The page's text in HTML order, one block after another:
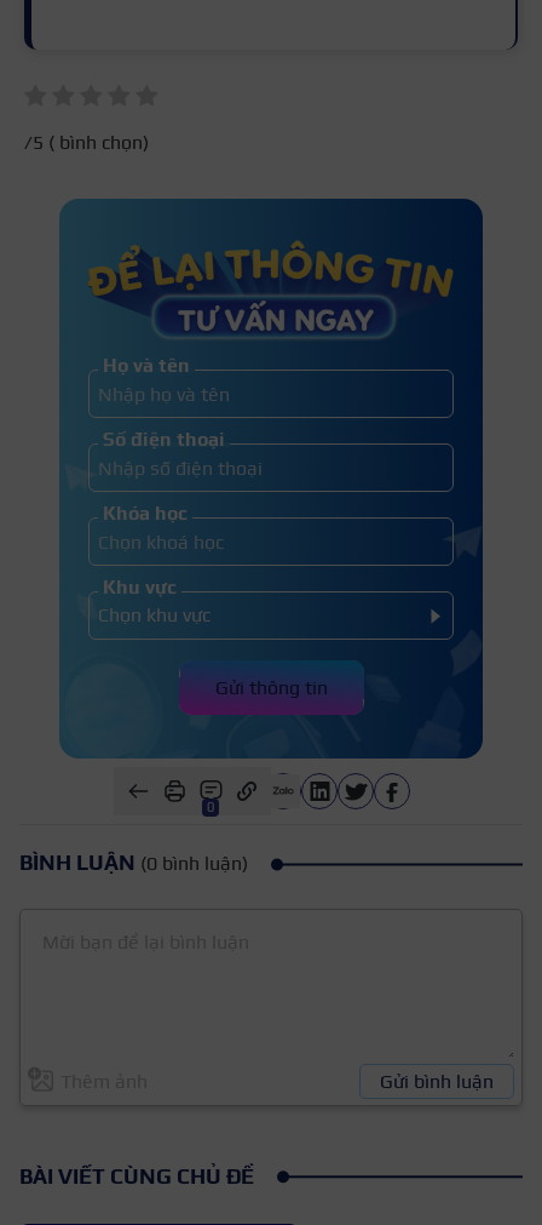
/5 ( bình chọn)
Họ và tên
Số điện thoại
Khóa học
Khu vực
Gửi thông tin
0
BÌNH LUẬN (0 bình luận)
Gửi bình luận
BÀI VIẾT CÙNG CHỦ ĐỀ